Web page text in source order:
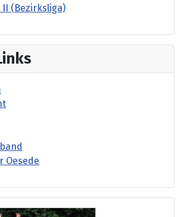
II (Bezirksliga)
Oesede